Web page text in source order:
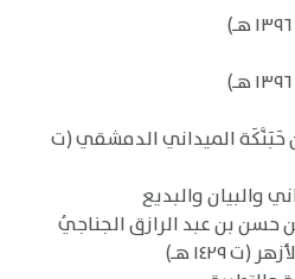
حَبَنَّكَة الميداني الدمشقي (ت
بن عبد الرازق الجناجيُ
١٤٢٩ هـ)